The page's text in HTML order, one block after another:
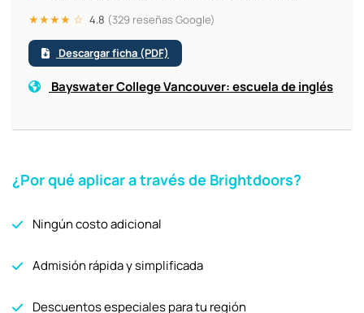
★★★★ ☆ 4.8 (329 reseñas Google)
Descargar ficha (PDF)
Bayswater College Vancouver: escuela de inglés
¿Por qué aplicar a través de Brightdoors?
Ningún costo adicional
Admisión rápida y simplificada
Descuentos especiales para tu región